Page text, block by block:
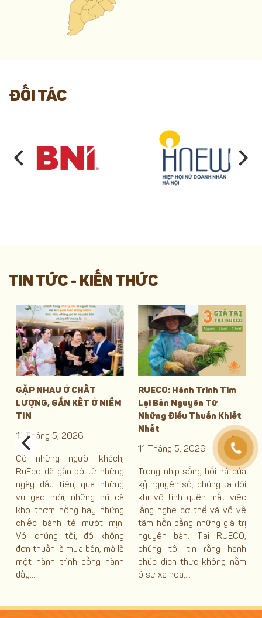
ĐỐI TÁC
TIN TỨC - KIẾN THỨC
RUECO: Hành Trình Tìm
Lại Bản Nguyên Từ
Những Điều Thuần Khiết
11 Tháng 5, 2026
Trong nhịp sống hối hả của
kỷ nguyên số, chúng ta đôi
khi vô tình quên mất việc
lắng nghe cơ thể và vỗ về
tâm hồn bằng những giá trị
nguyên bản. Tại RUECO,
chúng tôi tin rằng hạnh
phúc đích thực không nằm
ở sự xa hoa,...
RUECO ĐỒNG HÀNH
CÙNG SLOW FOOD: KHI
CHẤT LƯỢNG LÊN TIẾNG
Vừa qua, ngày 06/5/2026,
Rueco rất vinh dự được
góp mặt tại hội thảo “Lối
sống Ý và Phong trào Slow
Food: Chất lượng hơn Số
lượng” tại Casa Italia, Hà
Nội. Sự kiện do Đại sứ quán
Ý và Cộng đồng Slow Food
Hà Nội tổ chức, quy...